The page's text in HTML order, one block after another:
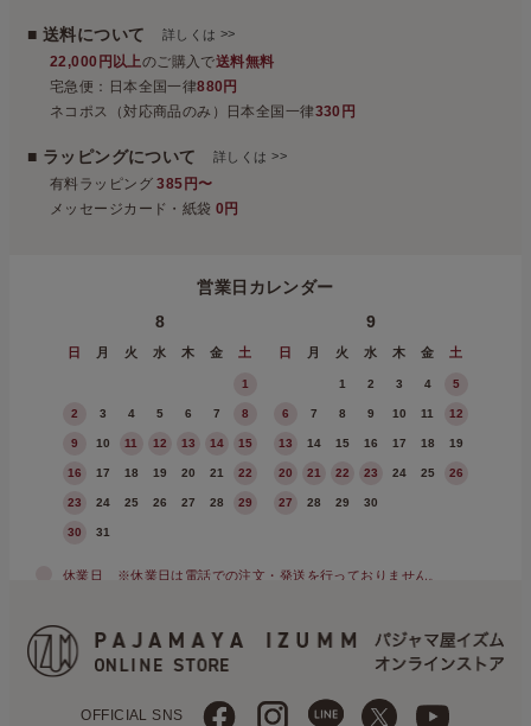
■ 送料について 詳しくは >>
22,000円以上のご購入で送料無料
宅急便：日本全国一律880円
ネコポス（対応商品のみ）日本全国一律330円
■ ラッピングについて詳しくは>>
有料ラッピング385円〜
メッセージカード・紙袋0円
営業日カレンダー
8
日 月 火 水 木 金 土
1
2 3 4 5 6 7 8
9 10 11 12 13 14 15
16 17 18 19 20 21 22
23 24 25 26 27 28 29
30 31
9
日 月 火 水 木 金 土
1 2 3 4 5
6 7 8 9 10 11 12
13 14 15 16 17 18 19
20 21 22 23 24 25 26
27 28 29 30
休業日 ※休業日は電話での注文・発送を行っておりません。
OFFICIAL SNS